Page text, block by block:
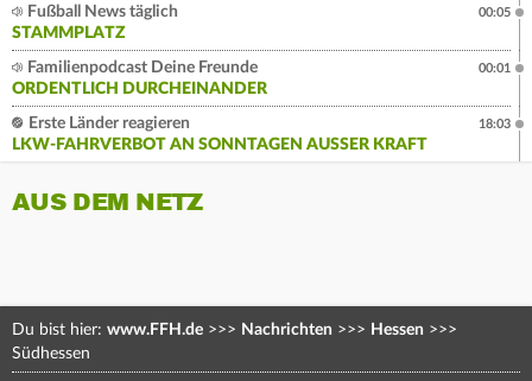
Fußball News täglich
STAMMPLATZ
00:05
Familienpodcast Deine Freunde
ORDENTLICH DURCHEINANDER
00:01
Erste Länder reagieren
LKW-FAHRVERBOT AN SONNTAGEN AUSSER KRAFT
18:03
AUS DEM NETZ
Du bist hier: www.FFH.de >>> Nachrichten >>> Hessen >>>
Südhessen